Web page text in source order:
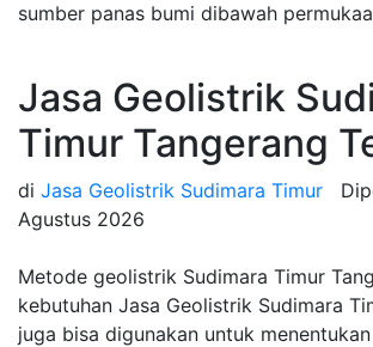
sumber panas bumi dibawah
Jasa Geolistrik
Timur Tangerang
di Jasa Geolistrik Sudimara Timur
Agustus 2026
Metode geolistrik Sudimara Timur
kebutuhan Jasa Geolistrik Sudimara
juga bisa digunakan untuk